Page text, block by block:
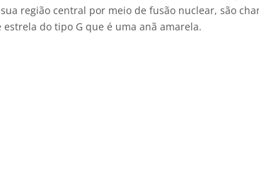
região central por meio de fusão nuclear, são
do tipo G que é uma anã amarela.